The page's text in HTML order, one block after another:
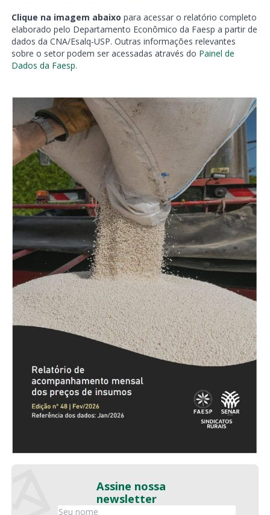
Clique na imagem abaixo para acessar o relatório completo
elaborado pelo Departamento Econômico da Faesp a partir de
dados da CNA/Esalq-USP. Outras informações relevantes
sobre o setor podem ser acessadas através do Painel de
Dados da Faesp.
Assine nossa
newsletter